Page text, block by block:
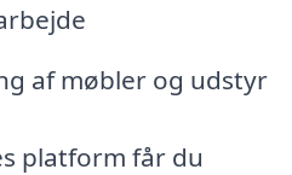
af møbler og udstyr
platform får du